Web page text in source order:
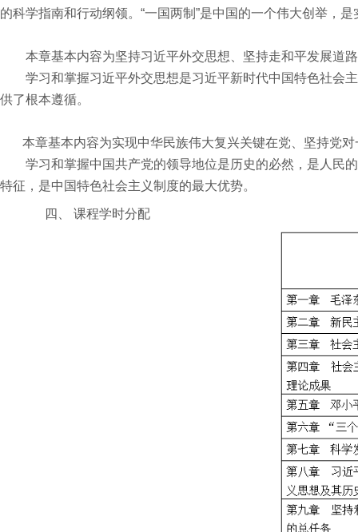
的科学指南和行动纲领。“一国两制”是中国的一个伟大创举，
本章基本内容为坚持习近平外交思想、坚持走和平发展道
学习和掌握习近平外交思想是习近平新时代中国特色社会
供了根本遵循。
本章基本内容为实现中华民族伟大复兴关键在党、坚持党
学习和掌握中国共产党的领导地位是历史的必然，是人民
特征，是中国特色社会主义制度的最大优势。
四、 课程学时分配